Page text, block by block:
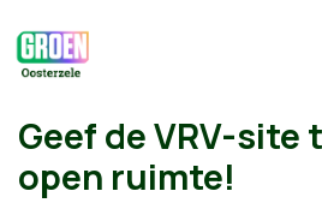
Geef de VRV-site
open ruimte!